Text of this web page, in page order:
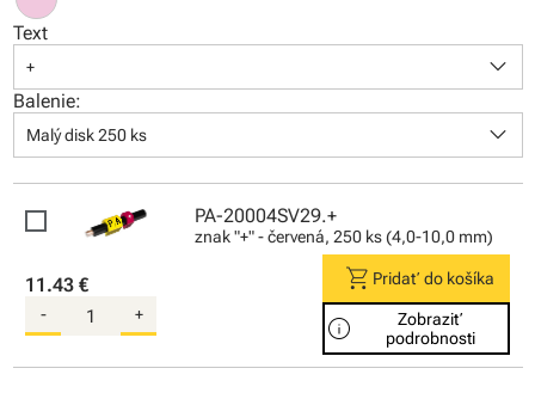
Text
+ keyboard_arrow_down
Balenie:
Malý disk 250 ks keyboard_arrow_down
PA-20004SV29.+
znak "+" - červená, 250 ks (4,0-10,0 mm)
11.43 €
- +
shopping_cart Pridať do košíka
info
Zobraziť
podrobnosti